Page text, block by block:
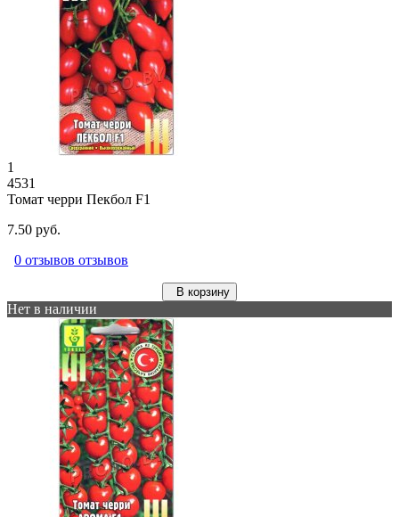
1
4531
Томат черри Пекбол F1
7.50 руб.
0 отзывов отзывов
В корзину
Нет в наличии